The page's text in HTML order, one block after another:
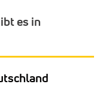
es in